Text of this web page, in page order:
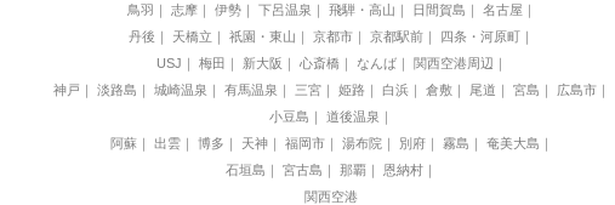
鳥羽
志摩 伊勢 下呂温泉 飛騨・高山 日間賀島
名古屋
丹後
天橋立 祇園・東山 京都市 京都駅前
四条・河原町
USJ
梅田 新大阪 心斎橋 なんば
関西空港周辺
神戸
淡路島 城崎温泉 有馬温泉 三宮 姫路 白浜 倉敷 尾道 宮島
広島市
小豆島
道後温泉
阿蘇
出雲 博多 天神 福岡市 湯布院 別府 霧島
奄美大島
石垣島
宮古島 那覇
恩納村
関西空港